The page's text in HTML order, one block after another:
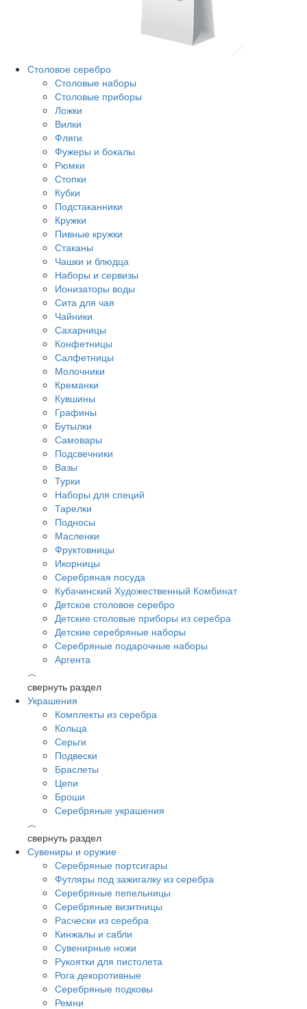
Столовое серебро
Столовые наборы
Столовые приборы
Ложки
Вилки
Фляги
Фужеры и бокалы
Рюмки
Стопки
Кубки
Подстаканники
Кружки
Пивные кружки
Стаканы
Чашки и блюдца
Наборы и сервизы
Ионизаторы воды
Сита для чая
Чайники
Сахарницы
Конфетницы
Салфетницы
Молочники
Креманки
Кувшины
Графины
Бутылки
Самовары
Подсвечники
Вазы
Турки
Наборы для специй
Тарелки
Подносы
Масленки
Фруктовницы
Икорницы
Серебряная посуда
Кубачинский Художественный Комбинат
Детское столовое серебро
Детские столовые приборы из серебра
Детские серебряные наборы
Серебряные подарочные наборы
Аргента
︿
свернуть раздел
Украшения
Комплекты из серебра
Кольца
Серьги
Подвески
Браслеты
Цепи
Броши
Серебряные украшения
︿
свернуть раздел
Сувениры и оружие
Серебряные портсигары
Футляры под зажигалку из серебра
Серебряные пепельницы
Серебряные визитницы
Расчески из серебра
Кинжалы и сабли
Сувенирные ножи
Рукоятки для пистолета
Рога декоротивные
Серебряные подковы
Ремни